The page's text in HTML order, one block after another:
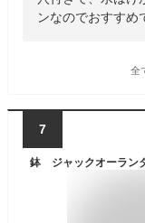
ンなのでおすすめ
全
7